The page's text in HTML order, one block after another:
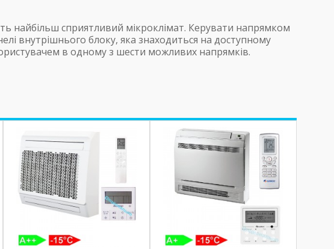
найбільш сприятливий мікроклімат. Керувати напрямком
внутрішнього блоку, яка знаходиться на доступному
в одному з шести можливих напрямків.